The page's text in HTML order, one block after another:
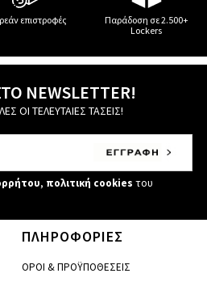
επιστροφές
Παράδοση σε 2.500+
Lockers
NEWSLETTER!
ΟΙ ΤΕΛΕΥΤΑΙΕΣ ΤΑΣΕΙΣ!
, πολιτική cookies του
ΠΛΗΡΟΦΟΡΙΕΣ
ΟΡΟΙ & ΠΡΟΫΠΟΘΕΣΕΙΣ